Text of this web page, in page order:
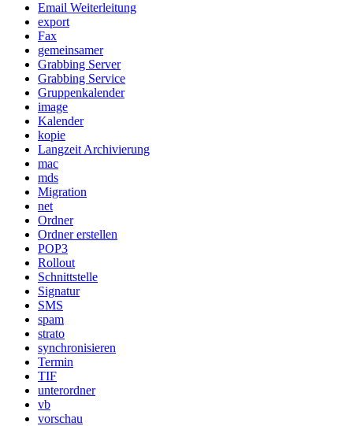
Email Weiterleitung
export
Fax
gemeinsamer
Grabbing Server
Grabbing Service
Gruppenkalender
image
Kalender
kopie
Langzeit Archivierung
mac
mds
Migration
net
Ordner
Ordner erstellen
POP3
Rollout
Schnittstelle
Signatur
SMS
spam
strato
synchronisieren
Termin
TIF
unterordner
vb
vorschau